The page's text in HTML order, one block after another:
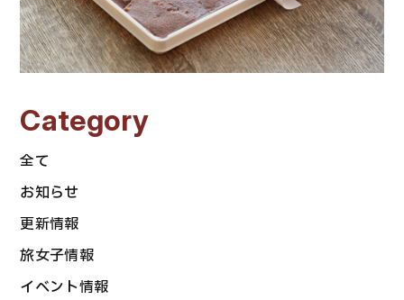
Category
全て
お知らせ
更新情報
旅女子情報
イベント情報